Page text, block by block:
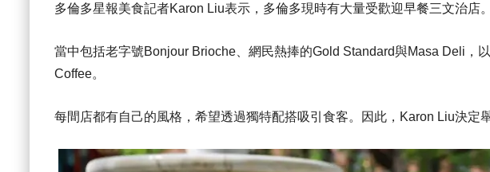
多倫多星報美食記者Karon Liu表示，多倫多現時有大量受歡迎早餐三文治店。
當中包括老字號Bonjour Brioche、網民熱捧的Gold Standard與Masa Deli，
Coffee。
每間店都有自己的風格，希望透過獨特配搭吸引食客。因此，Karon Liu決定